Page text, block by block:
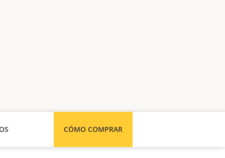
CÓMO COMPRAR